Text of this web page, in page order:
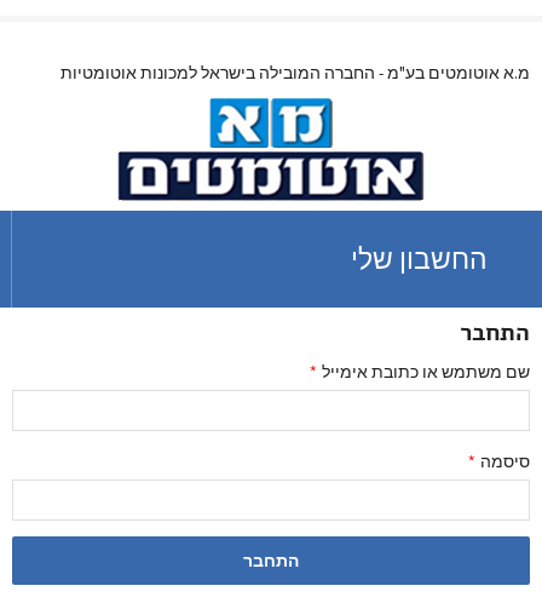
מ.א אוטומטים בע"מ - החברה המובילה בישראל למכונות אוטומטיות
החשבון שלי
התחבר
שם משתמש או כתובת אימייל *
סיסמה *
התחבר